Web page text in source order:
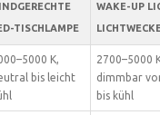
TISCHLAMPE
WAKE-UP
K,
bis leicht
2700–5000
dimmbar
bis kühl